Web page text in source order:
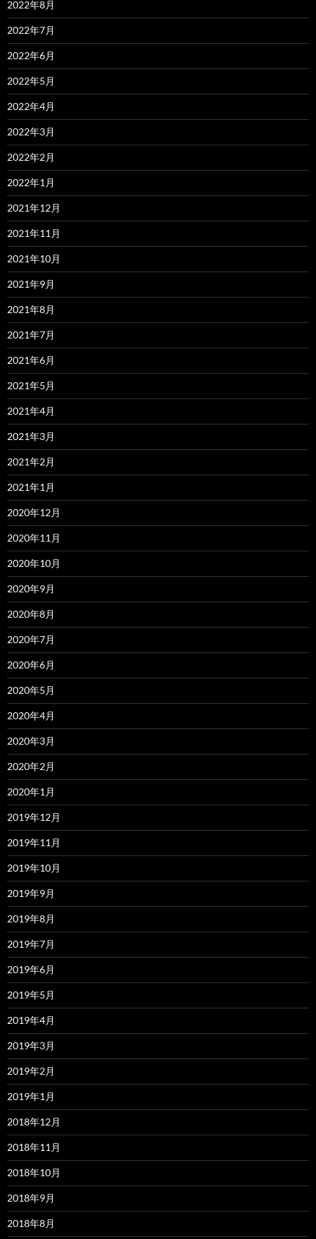
2022年8月
2022年7月
2022年6月
2022年5月
2022年4月
2022年3月
2022年2月
2022年1月
2021年12月
2021年11月
2021年10月
2021年9月
2021年8月
2021年7月
2021年6月
2021年5月
2021年4月
2021年3月
2021年2月
2021年1月
2020年12月
2020年11月
2020年10月
2020年9月
2020年8月
2020年7月
2020年6月
2020年5月
2020年4月
2020年3月
2020年2月
2020年1月
2019年12月
2019年11月
2019年10月
2019年9月
2019年8月
2019年7月
2019年6月
2019年5月
2019年4月
2019年3月
2019年2月
2019年1月
2018年12月
2018年11月
2018年10月
2018年9月
2018年8月